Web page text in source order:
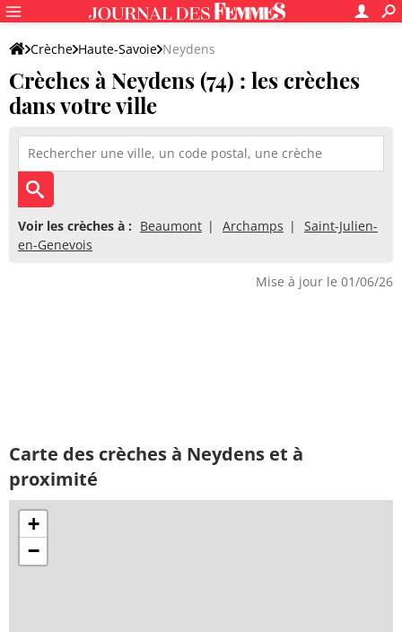
Crèche Haute-Savoie Neydens
Crèches à Neydens (74) : les crèches
dans votre ville
Voir les crèches à : Beaumont Archamps
Saint-Julien-
en-Genevois
Mise à jour le 01/06/26
Carte des crèches à Neydens et à
proximité
+
−